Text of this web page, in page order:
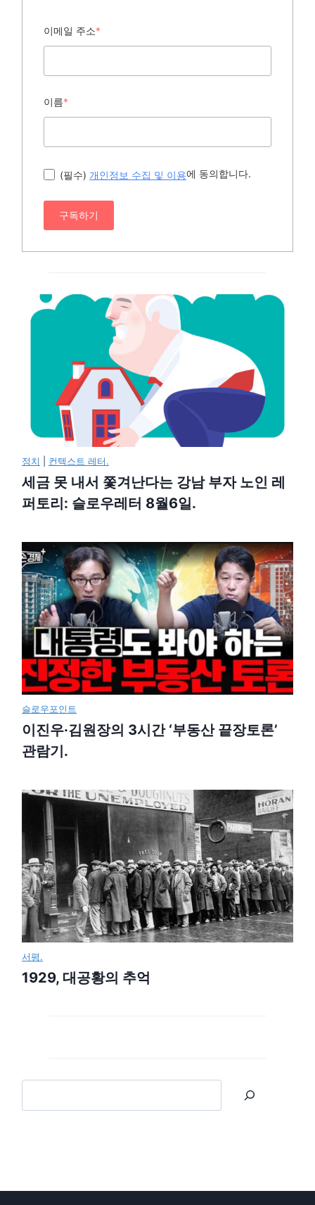
이메일 주소*
이름*
(필수) 개인정보 수집 및 이용에 동의합니다.
구독하기
정치 컨텍스트 레터.
세금 못 내서 쫓겨난다는 강남 부자 노인 레
퍼토리: 슬로우레터 8월6일.
슬로우포인트
이진우·김원장의 3시간 ‘부동산 끝장토론’
관람기.
서평.
1929, 대공황의 추억